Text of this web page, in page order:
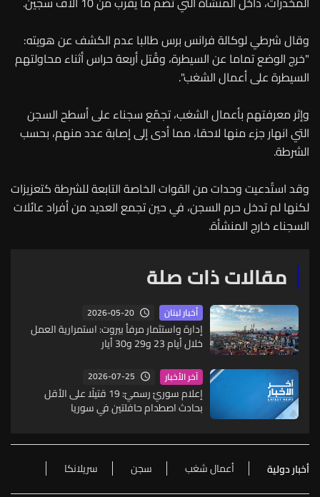
وقال شرطي لوكالة فرانس برس طالبا عدم الكشف عن هويته:
"خرج الوضع تماما عن السيطرة، وقُتل أربعة حراس أثناء محاولتهم
السيطرة على أعمال الشغب".
وإثر معرفتهم بأعمال الشغب، تجمّع سجناء على أسطح السجن
التي انهار جزء منها لاحقا، مما أدى إلى إصابة عدد منهم، بحسب
الشرطة.
وقد استُدعيت وحدات من القوات الخاصة التابعة للشرطة كتعزيزات
لكنها لم تدخل حرم السجن، في حين تجمع العديد من أفراد عائلات
السجناء خارج المنشأة.
مقالات ذات صلة
أخبار لبنان 2026-05-20
إدارة واستثمار مرفأ بيروت: استمرارية العمل
خلال أيام 23 و29 و30 أيار
آخر الأخبار 2026-07-25
إعلام سوريّ رسميّ: 19 قتيلًا على الأقل
بحادث اصطدام حافلتين في سوريا
أخبار دولية أعمال شغب سجن سريلانكا